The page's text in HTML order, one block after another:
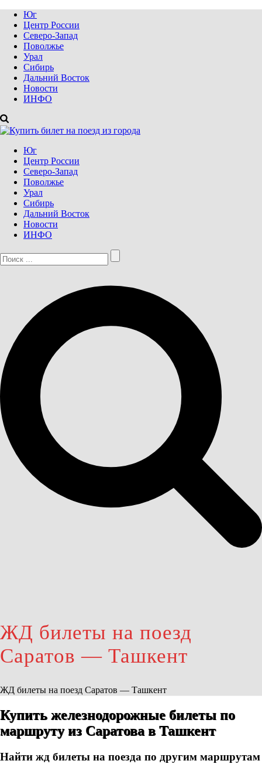
Юг
Центр России
Северо-Запад
Поволжье
Урал
Сибирь
Дальний Восток
Новости
ИНФО
Юг
Центр России
Северо-Запад
Поволжье
Урал
Сибирь
Дальний Восток
Новости
ИНФО
ЖД билеты на поезд
Саратов — Ташкент
ЖД билеты на поезд Саратов — Ташкент
Купить железнодорожные билеты по
маршруту из Саратова в Ташкент
Найти жд билеты на поезда по другим маршрутам